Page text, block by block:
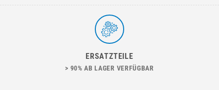
ERSATZTEILE
> 90% AB LAGER VERFÜGBAR